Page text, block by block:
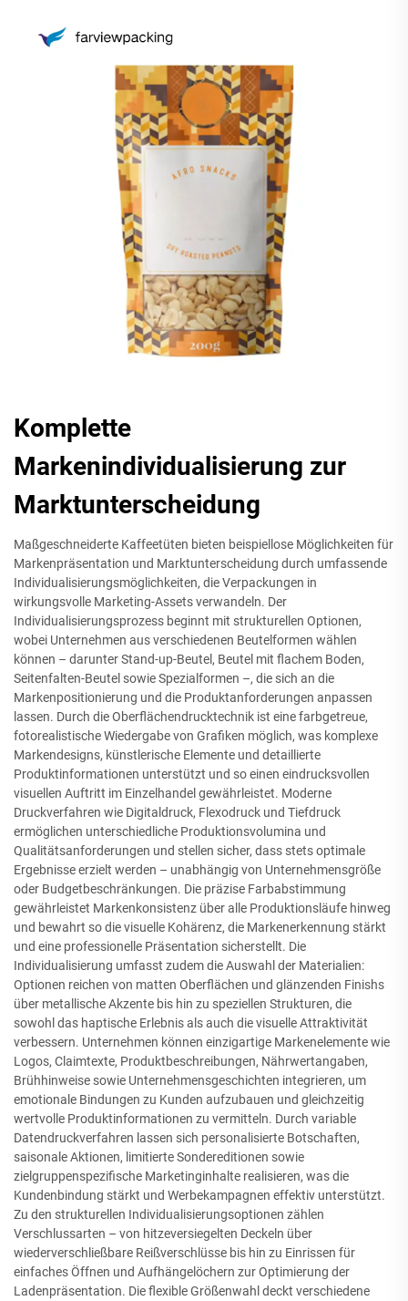
Komplette
Markenindividualisierung zur
Marktunterscheidung
Maßgeschneiderte Kaffeetüten bieten beispiellose Möglichkeiten für
Markenpräsentation und Marktunterscheidung durch umfassende
Individualisierungsmöglichkeiten, die Verpackungen in
wirkungsvolle Marketing-Assets verwandeln. Der
Individualisierungsprozess beginnt mit strukturellen Optionen,
wobei Unternehmen aus verschiedenen Beutelformen wählen
können – darunter Stand-up-Beutel, Beutel mit flachem Boden,
Seitenfalten-Beutel sowie Spezialformen –, die sich an die
Markenpositionierung und die Produktanforderungen anpassen
lassen. Durch die Oberflächendrucktechnik ist eine farbgetreue,
fotorealistische Wiedergabe von Grafiken möglich, was komplexe
Markendesigns, künstlerische Elemente und detaillierte
Produktinformationen unterstützt und so einen eindrucksvollen
visuellen Auftritt im Einzelhandel gewährleistet. Moderne
Druckverfahren wie Digitaldruck, Flexodruck und Tiefdruck
ermöglichen unterschiedliche Produktionsvolumina und
Qualitätsanforderungen und stellen sicher, dass stets optimale
Ergebnisse erzielt werden – unabhängig von Unternehmensgröße
oder Budgetbeschränkungen. Die präzise Farbabstimmung
gewährleistet Markenkonsistenz über alle Produktionsläufe hinweg
und bewahrt so die visuelle Kohärenz, die Markenerkennung stärkt
und eine professionelle Präsentation sicherstellt. Die
Individualisierung umfasst zudem die Auswahl der Materialien:
Optionen reichen von matten Oberflächen und glänzenden Finishs
über metallische Akzente bis hin zu speziellen Strukturen, die
sowohl das haptische Erlebnis als auch die visuelle Attraktivität
verbessern. Unternehmen können einzigartige Markenelemente wie
Logos, Claimtexte, Produktbeschreibungen, Nährwertangaben,
Brühhinweise sowie Unternehmensgeschichten integrieren, um
emotionale Bindungen zu Kunden aufzubauen und gleichzeitig
wertvolle Produktinformationen zu vermitteln. Durch variable
Datendruckverfahren lassen sich personalisierte Botschaften,
saisonale Aktionen, limitierte Sondereditionen sowie
zielgruppenspezifische Marketinginhalte realisieren, was die
Kundenbindung stärkt und Werbekampagnen effektiv unterstützt.
Zu den strukturellen Individualisierungsoptionen zählen
Verschlussarten – von hitzeversiegelten Deckeln über
wiederverschließbare Reißverschlüsse bis hin zu Einrissen für
einfaches Öffnen und Aufhängelöchern zur Optimierung der
Ladenpräsentation. Die flexible Größenwahl deckt verschiedene